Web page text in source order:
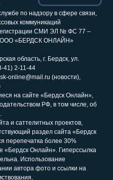
по надзору в сфере связи,
коммуникаций
СМИ ЭЛ № ФС 77 –
ООО «БЕРДСК ОНЛАЙН»
область, г. Бердск, ул.
41) 2-11-44
online@mail.ru (новости),
на сайте «Бердск Онлайн»,
РФ, в том числе, об
и саттелитных проектов,
раздел сайта «Бердск
перепечатка более 30%
«Бердск Онлайн». Гиперссылка
Использование
автора фото и ссылки на